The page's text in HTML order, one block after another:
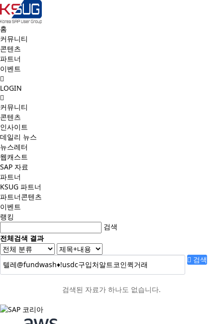
홈
커뮤니티
콘텐츠
파트너
이벤트
LOGIN
커뮤니티
콘텐츠
인사이트
데일리 뉴스
뉴스레터
웹캐스트
SAP 자료
파트너
KSUG 파트너
파트너콘텐츠
이벤트
랭킹
검색
전체검색 결과
검색
검색된 자료가 하나도 없습니다.